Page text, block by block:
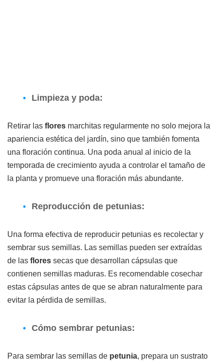
Limpieza y poda:
Retirar las flores marchitas regularmente no solo mejora la
apariencia estética del jardín, sino que también fomenta
una floración continua. Una poda anual al inicio de la
temporada de crecimiento ayuda a controlar el tamaño de
la planta y promueve una floración más abundante.
Reproducción de petunias:
Una forma efectiva de reproducir petunias es recolectar y
sembrar sus semillas. Las semillas pueden ser extraídas
de las flores secas que desarrollan cápsulas que
contienen semillas maduras. Es recomendable cosechar
estas cápsulas antes de que se abran naturalmente para
evitar la pérdida de semillas.
Cómo sembrar petunias:
Para sembrar las semillas de petunia, prepara un sustrato